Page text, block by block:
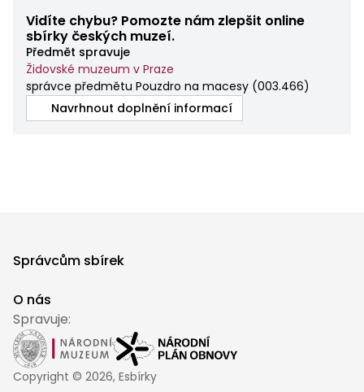
Vidíte chybu? Pomozte nám zlepšit online
sbírky českých muzeí.
Předmět spravuje
Židovské muzeum v Praze
správce předmětu Pouzdro na macesy (003.466)
Navrhnout doplnění informací
Správcům sbírek
O nás
Spravuje:
Copyright © 2026, Esbírky